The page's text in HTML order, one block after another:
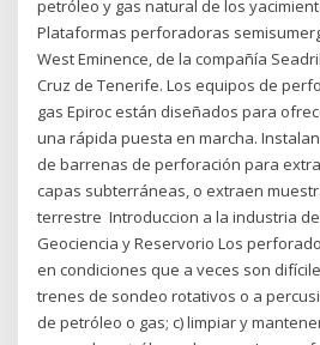
petróleo y gas natural de los
Plataformas perforadoras
West Eminence, de la compañía
Cruz de Tenerife. Los equipos de
gas Epiroc están diseñados para
una rápida puesta en marcha.
de barrenas de perforación para
capas subterráneas, o extraen
terrestre Introduccion a la industria
Geociencia y Reservorio Los
en condiciones que a veces son
trenes de sondeo rotativos o a
de petróleo o gas; c) limpiar y